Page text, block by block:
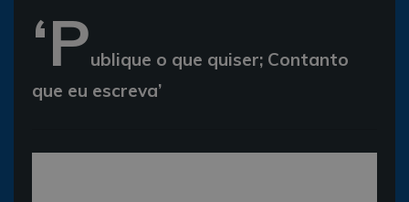
‘Publique o que quiser; Contanto
que eu escreva’